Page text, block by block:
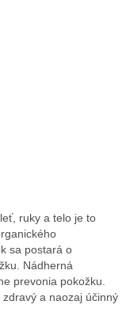
ruky a telo je to
sa postará o
Nádherná
prevonia pokožku.
a naozaj účinný